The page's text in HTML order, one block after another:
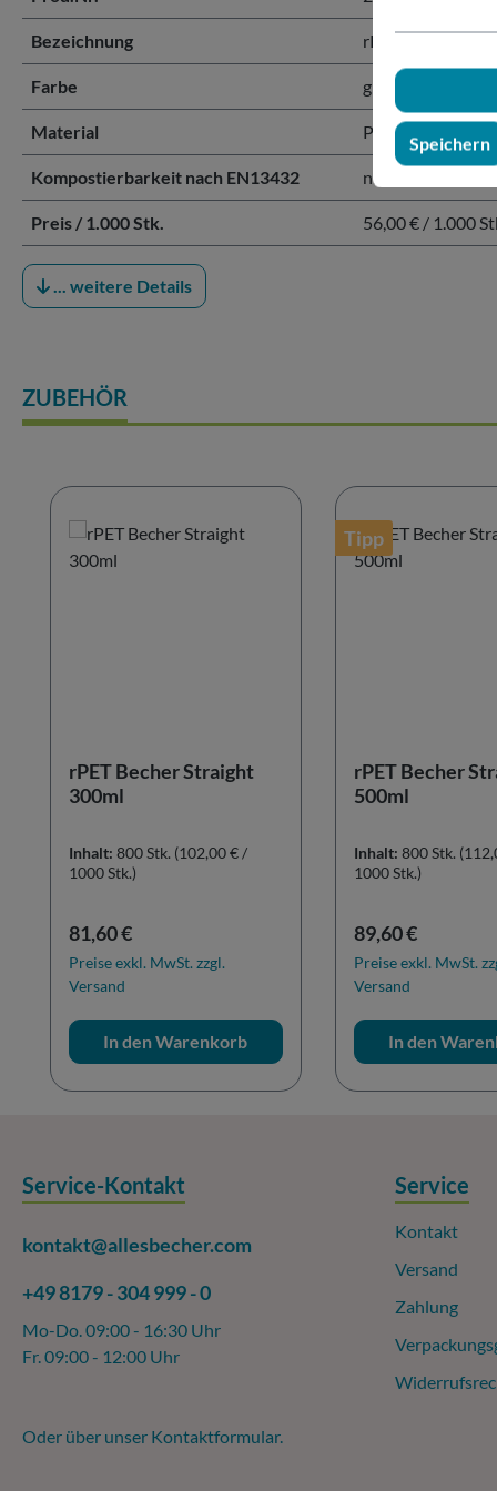
Bezeichnung rPET Dome-
Farbe glasklar
Material PET
Kompostierbarkeit nach EN13432 nicht
Preis / 1.000 Stk. 56,00 € / 1.000
... weitere Details
ZUBEHÖR
rPET Becher Straight
300ml
Inhalt: 800 Stk. (102,00 € /
1000 Stk.)
Regulärer Preis:
81,60 €
Preise exkl. MwSt. zzgl.
Versand
In den Warenkorb
Tipp
rPET Becher
500ml
Inhalt: 800 Stk.
1000 Stk.)
Regulärer Preis:
89,60 €
Preise exkl. MwSt.
Versand
In den
Service-Kontakt
kontakt@allesbecher.com
+49 8179 - 304 999 - 0
Mo-Do. 09:00 - 16:30 Uhr
Fr. 09:00 - 12:00 Uhr
Oder über unser Kontaktformular.
Service
Kontakt
Versand
Zahlung
Speichern